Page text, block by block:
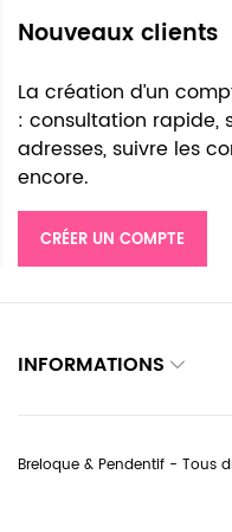
Nouveaux clients
La création d’un
: consultation rapide,
adresses, suivre les
encore.
CRÉER UN COMPTE
INFORMATIONS
Breloque & Pendentif - Tous